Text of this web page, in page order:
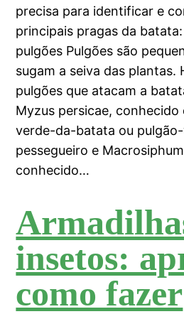
precisa para identificar e
principais pragas da
pulgões Pulgões são
sugam a seiva das plantas.
pulgões que atacam a
Myzus persicae,
verde-da-batata ou
pessegueiro e
conhecido…
insetos:
como fazer